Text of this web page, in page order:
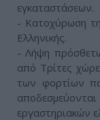
εγκαταστάσεων.
- Κατοχύρωση
Ελληνικής.
- Λήψη
από Τρίτες
των φορτίων
εργαστηριακών